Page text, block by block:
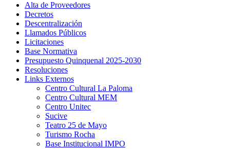
Alta de Proveedores
Decretos
Descentralización
Llamados Públicos
Licitaciones
Base Normativa
Presupuesto Quinquenal 2025-2030
Resoluciones
Links Externos
Centro Cultural La Paloma
Centro Cultural MEM
Centro Unitec
Sucive
Teatro 25 de Mayo
Turismo Rocha
Base Institucional IMPO